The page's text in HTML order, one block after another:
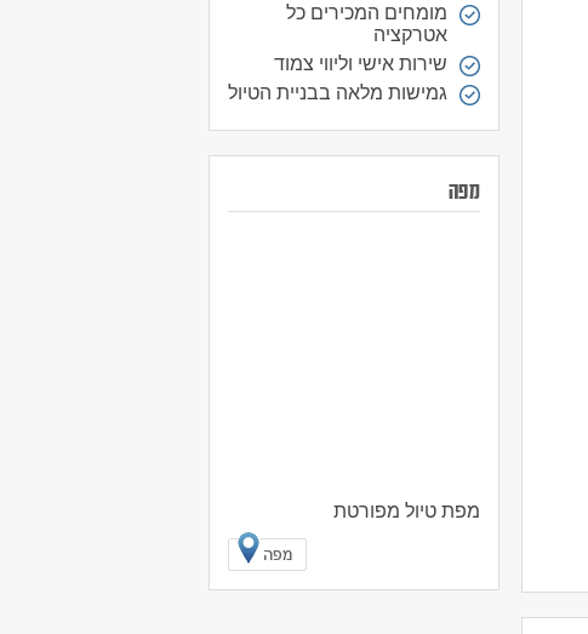
מומחים המכירים כל
אטרקציה
שירות אישי וליווי צמוד
גמישות מלאה בבניית הטיול
מפה
מפת טיול מפורטת